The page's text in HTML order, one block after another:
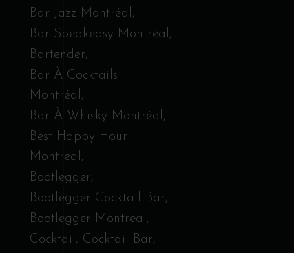
Bar Jazz Montréal
Bar Speakeasy Montréal
Bartender
Bar À Cocktails
Montréal
Bar À Whisky Montréal
Best Happy Hour
Montreal
Bootlegger
Bootlegger Cocktail Bar
Bootlegger Montreal
Cocktail
Cocktail Bar